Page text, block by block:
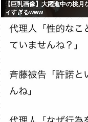
【巨乳画像】大躍進中の桃月
ィすぎるwww